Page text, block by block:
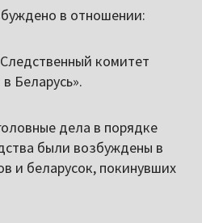
в отношении:
комитет
Беларусь».
дела в порядке
были возбуждены в
и беларусок, покинувших